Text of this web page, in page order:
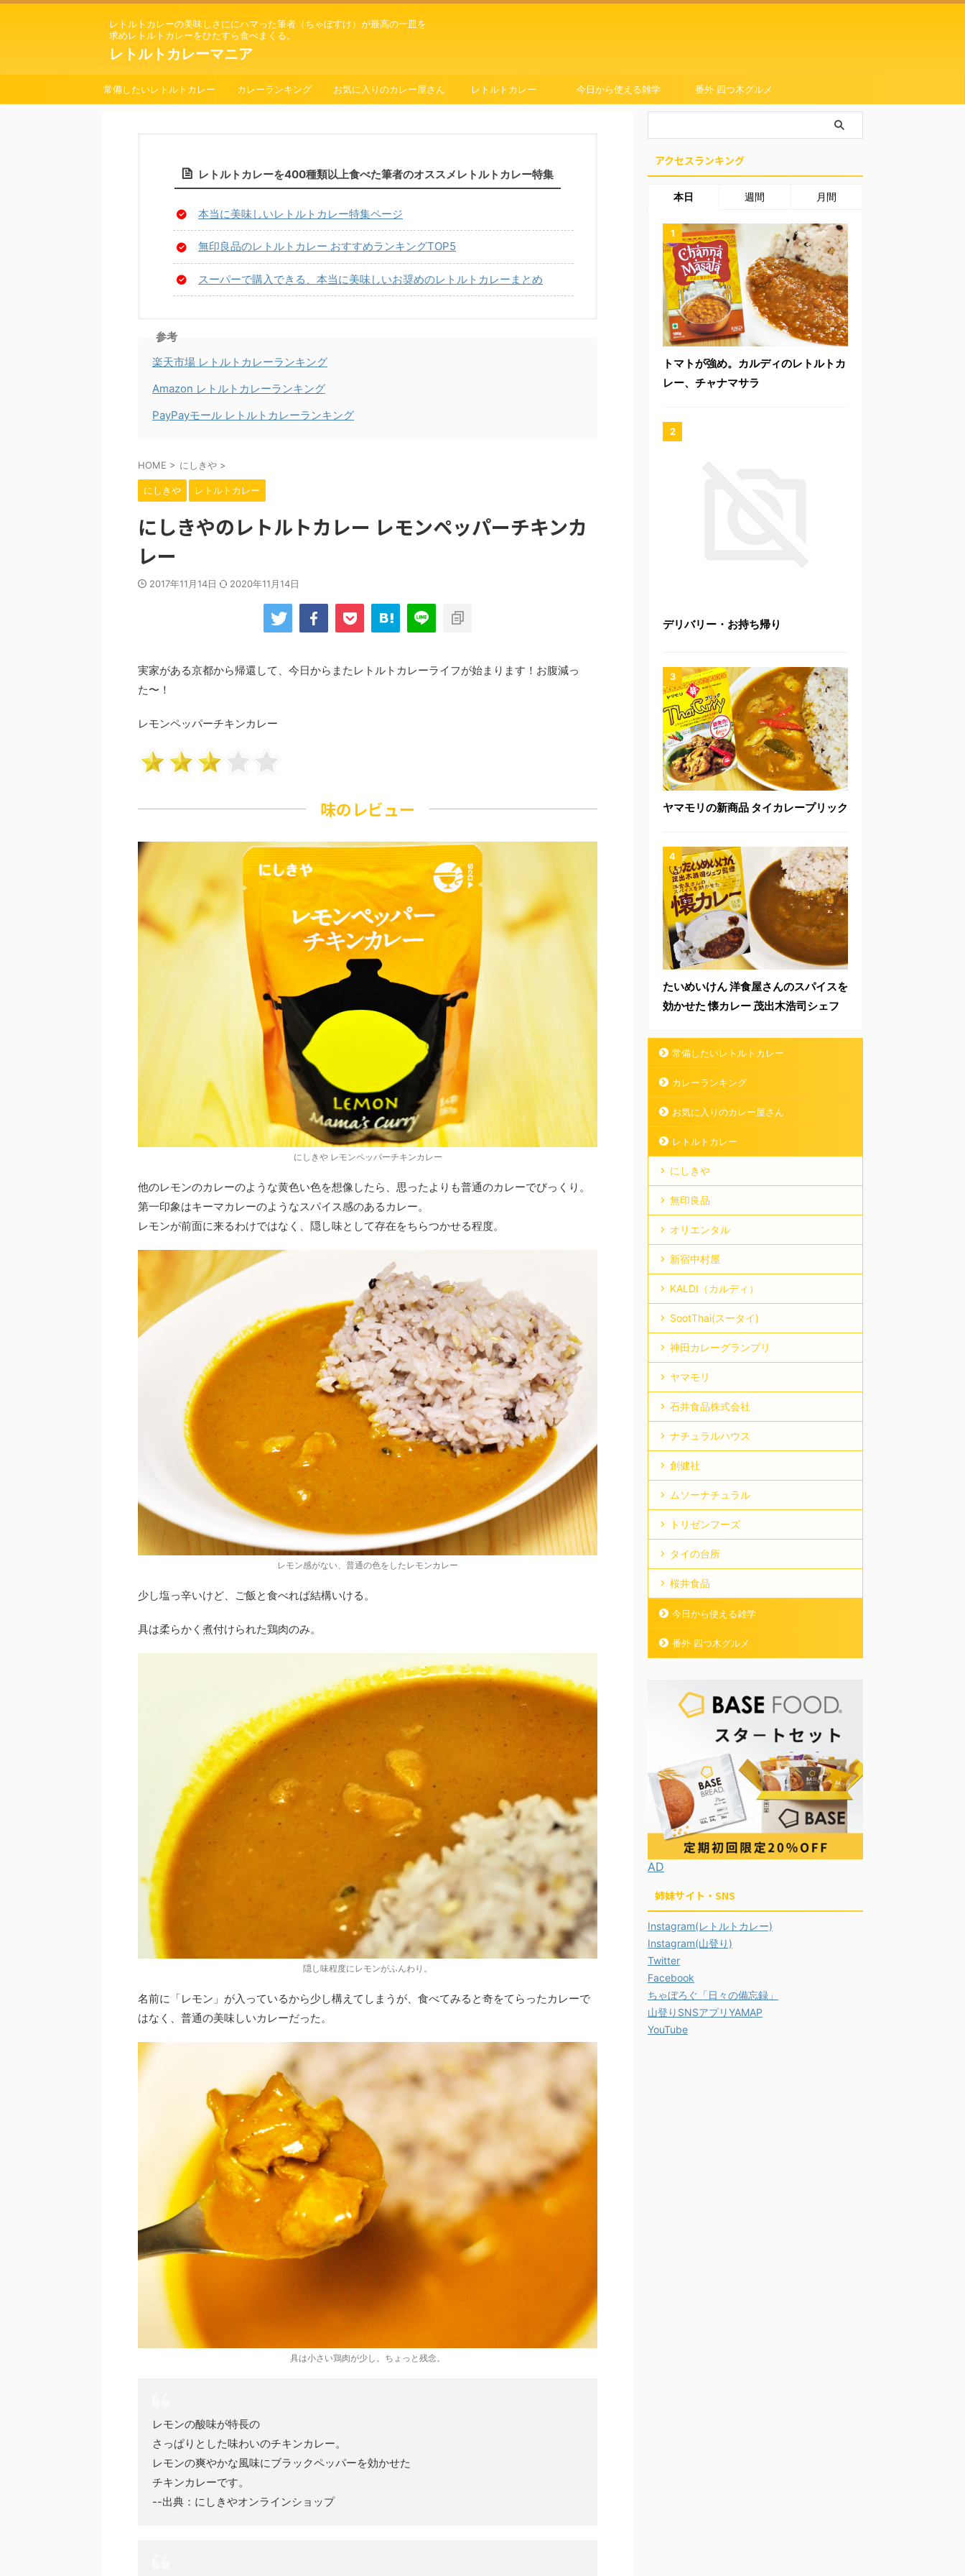
レトルトカレーの美味しさににハマった筆者（ちゃぼすけ）が最高の一皿を
求めレトルトカレーをひたすら食べまくる。
レトルトカレーマニア
常備したいレトルトカレー カレーランキング お気に入りのカレー屋さん レトルトカレー 今日から使える雑学 番外 四つ木グルメ
レトルトカレーを400種類以上食べた筆者のオススメレトルトカレー特集
本当に美味しいレトルトカレー特集ページ
無印良品のレトルトカレー おすすめランキングTOP5
スーパーで購入できる、本当に美味しいお奨めのレトルトカレーまとめ
参考
楽天市場 レトルトカレーランキング
Amazon レトルトカレーランキング
PayPayモール レトルトカレーランキング
HOME > にしきや >
にしきや レトルトカレー
にしきやのレトルトカレー レモンペッパーチキンカ
レー
2017年11月14日 2020年11月14日
実家がある京都から帰還して、今日からまたレトルトカレーライフが始まります！お腹減っ
た〜！
レモンペッパーチキンカレー
味のレビュー
にしきや レモンペッパーチキンカレー
他のレモンのカレーのような黄色い色を想像したら、思ったよりも普通のカレーでびっくり。
第一印象はキーマカレーのようなスパイス感のあるカレー。
レモンが前面に来るわけではなく、隠し味として存在をちらつかせる程度。
レモン感がない、普通の色をしたレモンカレー
少し塩っ辛いけど、ご飯と食べれば結構いける。
具は柔らかく煮付けられた鶏肉のみ。
隠し味程度にレモンがふんわり。
名前に「レモン」が入っているから少し構えてしまうが、食べてみると奇をてらったカレーで
はなく、普通の美味しいカレーだった。
具は小さい鶏肉が少し。ちょっと残念。
レモンの酸味が特長の
さっぱりとした味わいのチキンカレー。
レモンの爽やかな風味にブラックペッパーを効かせた
チキンカレーです。
--出典：にしきやオンラインショップ
アクセスランキング
本日 週間 月間
トマトが強め。カルディのレトルトカ
レー、チャナマサラ
デリバリー・お持ち帰り
ヤマモリの新商品 タイカレープリック
たいめいけん 洋食屋さんのスパイスを
効かせた 懐カレー 茂出木浩司シェフ
常備したいレトルトカレー
カレーランキング
お気に入りのカレー屋さん
レトルトカレー
にしきや
無印良品
オリエンタル
新宿中村屋
KALDI（カルディ）
SootThai(スータイ)
神田カレーグランプリ
ヤマモリ
石井食品株式会社
ナチュラルハウス
創健社
ムソーナチュラル
トリゼンフーズ
タイの台所
桜井食品
今日から使える雑学
番外 四つ木グルメ
AD
姉妹サイト・SNS
Instagram(レトルトカレー)
Instagram(山登り)
Twitter
Facebook
ちゃぼろぐ「日々の備忘録」
山登りSNSアプリYAMAP
YouTube